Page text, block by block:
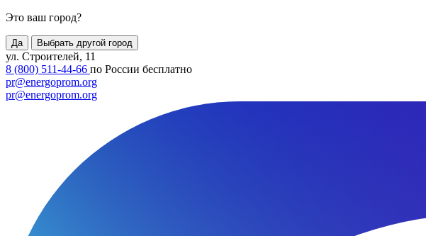
Это ваш город?
Да Выбрать другой город
ул. Строителей, 11
8 (800) 511-44-66 по России бесплатно
pr@energoprom.org
pr@energoprom.org